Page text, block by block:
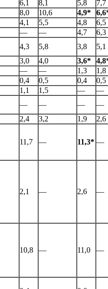
6,1 8,1 5,8
7,7
8,0 10,6 4,9* 6,6
4,1 5,5 4,8
6,5
— — 4,7
6,3
4,3 5,8 3,8
5,1
3,0 4,0 3,6* 4,8
— — 1,3
1,8
0,4 0,5 0,4
0,5
1,1 1,5 —
—
— — —
—
2,4 3,2 1,9
2,6
11,7 — 11,3* —
2,1 — 2,6 —
10,8 — 11,0 —